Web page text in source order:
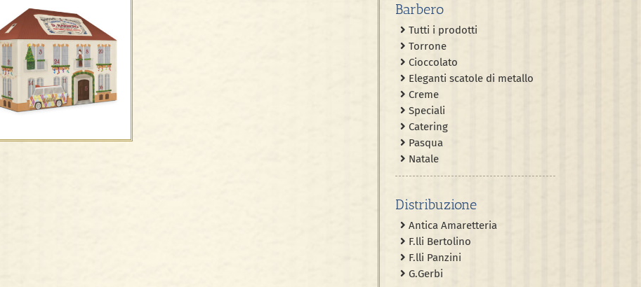
Barbero
Tutti i prodotti
Torrone
Cioccolato
Eleganti scatole di metallo
Creme
Speciali
Catering
Pasqua
Natale
Distribuzione
Antica Amaretteria
F.lli Bertolino
F.lli Panzini
G.Gerbi